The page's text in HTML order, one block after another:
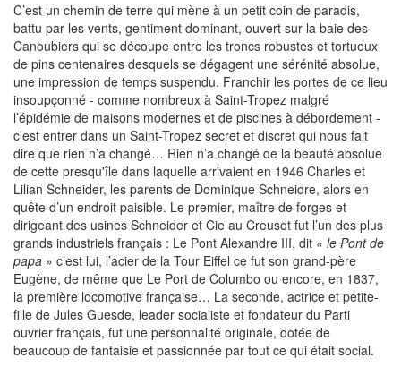
C’est un chemin de terre qui mène à un petit coin de paradis,
battu par les vents, gentiment dominant, ouvert sur la baie des
Canoubiers qui se découpe entre les troncs robustes et tortueux
de pins centenaires desquels se dégagent une sérénité absolue,
une impression de temps suspendu. Franchir les portes de ce lieu
insoupçonné - comme nombreux à Saint-Tropez malgré
l’épidémie de maisons modernes et de piscines à débordement -
c’est entrer dans un Saint-Tropez secret et discret qui nous fait
dire que rien n’a changé… Rien n’a changé de la beauté absolue
de cette presqu'île dans laquelle arrivaient en 1946 Charles et
Lilian Schneider, les parents de Dominique Schneidre, alors en
quête d’un endroit paisible. Le premier, maître de forges et
dirigeant des usines Schneider et Cie au Creusot fut l’un des plus
grands industriels français : Le Pont Alexandre III, dit « le Pont de
papa » c’est lui, l’acier de la Tour Eiffel ce fut son grand-père
Eugène, de même que Le Port de Columbo ou encore, en 1837,
la première locomotive française… La seconde, actrice et petite-
fille de Jules Guesde, leader socialiste et fondateur du Parti
ouvrier français, fut une personnalité originale, dotée de
beaucoup de fantaisie et passionnée par tout ce qui était social.